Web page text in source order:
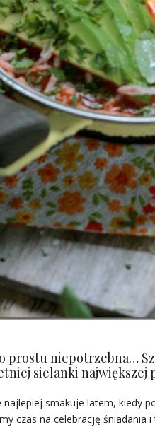
prostu niepotrzebna…
sielanki największej
najlepiej smakuje latem, kiedy
czas na celebrację